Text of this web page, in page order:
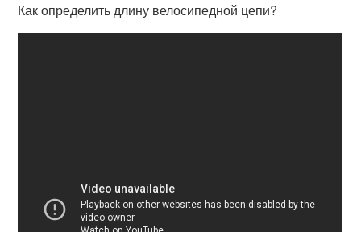
Как определить длину велосипедной цепи?